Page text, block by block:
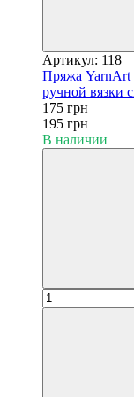
Артикул: 118
Пряжа YarnArt
ручной вязки
175 грн
195 грн
В наличии